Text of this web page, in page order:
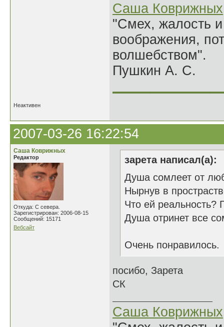
Саша Коврижных
"Смех, жалость
воображения,
волшебством".
Пушкин А. С.
Неактивен
2007-03-26 16:22:54
Саша Коврижных
Редактор
Откуда: С севера.
Зарегистрирован: 2006-08-15
Сообщений: 15171
Вебсайт
зарета написал(а):
Душа сомлеет от
Нырнув в
Что ей реальность?
Душа отринет все
Очень понравилось.
посибо, Зарета
СК
Саша Коврижных